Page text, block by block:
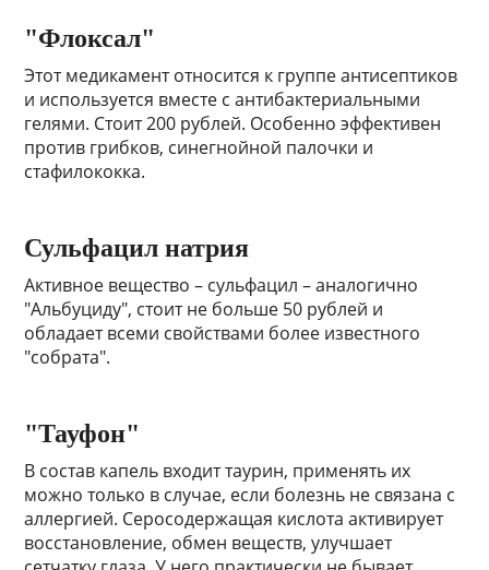
"Флоксал"
Этот медикамент относится к группе антисептиков
и используется вместе с антибактериальными
гелями. Стоит 200 рублей. Особенно эффективен
против грибков, синегнойной палочки и
стафилококка.
Сульфацил натрия
Активное вещество – сульфацил – аналогично
"Альбуциду", стоит не больше 50 рублей и
обладает всеми свойствами более известного
"собрата".
"Тауфон"
В состав капель входит таурин, применять их
можно только в случае, если болезнь не связана с
аллергией. Серосодержащая кислота активирует
восстановление, обмен веществ, улучшает